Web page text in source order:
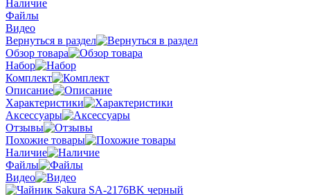
Наличие
Файлы
Видео
Вернуться в раздел
Обзор товара
Набор
Комплект
Описание
Характеристики
Аксессуары
Отзывы
Похожие товары
Наличие
Файлы
Видео